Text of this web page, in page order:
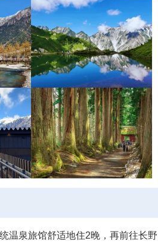
温泉旅馆舒适地住2晚，再前往长野